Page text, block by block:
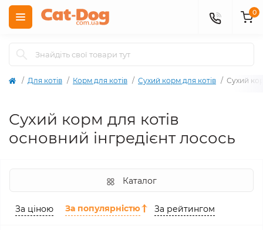
0
Для котів Корм для котів Сухий корм для котів Сухий
Сухий корм для котів
основний інгредієнт лосось
Каталог
За ціною За популярністю За рейтингом